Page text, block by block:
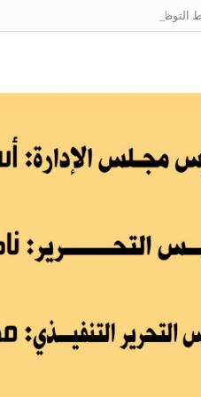
بالمهارات تعالج البطالة من